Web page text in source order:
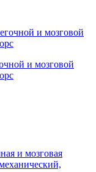
и мозговой